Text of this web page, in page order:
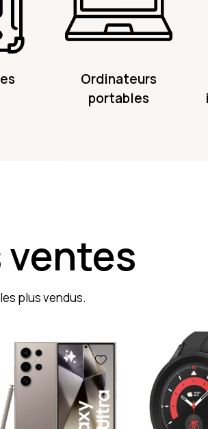
Ordinateurs
portables
plus vendus.